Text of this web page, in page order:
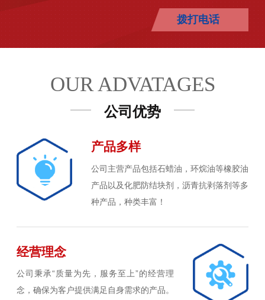
拨打电话
OUR ADVATAGES
公司优势
产品多样
公司主营产品包括石蜡油，环烷油等橡胶油
产品以及化肥防结块剂，沥青抗剥落剂等多
种产品，种类丰富！
经营理念
公司秉承“质量为先，服务至上”的经营理
念，确保为客户提供满足自身需求的产品。